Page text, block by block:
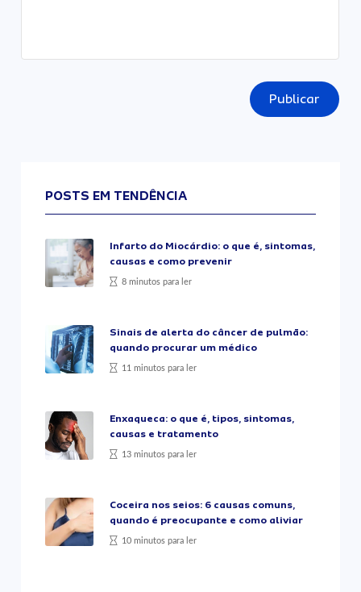
Publicar
POSTS EM TENDÊNCIA
Infarto do Miocárdio: o que é, sintomas,
causas e como prevenir
8 minutos para ler
Sinais de alerta do câncer de pulmão:
quando procurar um médico
11 minutos para ler
Enxaqueca: o que é, tipos, sintomas,
causas e tratamento
13 minutos para ler
Coceira nos seios: 6 causas comuns,
quando é preocupante e como aliviar
10 minutos para ler